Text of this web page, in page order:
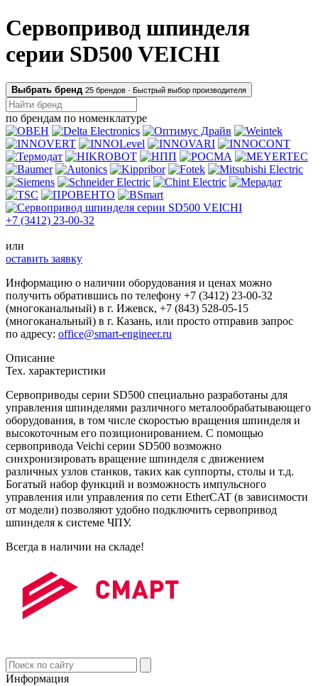
Сервопривод шпинделя
серии SD500 VEICHI
Выбрать бренд 25 брендов · Быстрый выбор производителя
по брендам по номенклатуре
+7 (3412) 23-00-32
или
оставить заявку
Информацию о наличии оборудования и ценах можно
получить обратившись по телефону +7 (3412) 23-00-32
(многоканальный) в г. Ижевск, +7 (843) 528-05-15
(многоканальный) в г. Казань, или просто отправив запрос
по адресу: office@smart-engineer.ru
Описание
Тех. характеристики
Сервоприводы серии SD500 специально разработаны для
управления шпинделями различного металообрабатывающего
оборудования, в том числе скоростью вращения шпинделя и
высокоточным его позиционированием. С помощью
сервопривода Veichi серии SD500 возможно
синхронизировать вращение шпинделя с движением
различных узлов станков, таких как суппорты, столы и т.д.
Богатый набор функций и возможность импульсного
управления или управления по сети EtherCAT (в зависимости
от модели) позволяют удобно подключить сервопривод
шпинделя к системе ЧПУ.
Всегда в наличии на складе!
Информация